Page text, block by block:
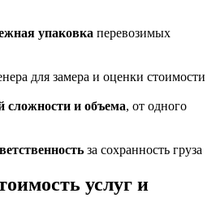
упаковка перевозимых
для замера и оценки стоимости
сложности и объема, от одного
за сохранность груза
услуг и